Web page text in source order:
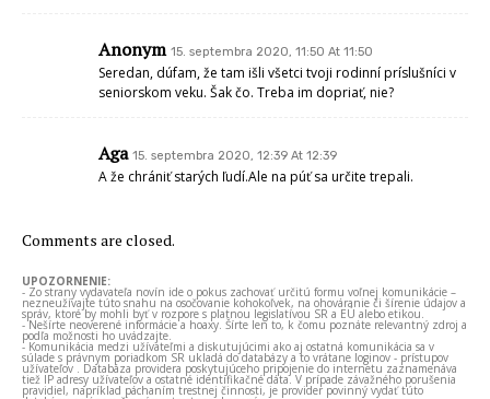
Anonym 15. septembra 2020, 11:50 At 11:50
Seredan, dúfam, že tam išli všetci tvoji rodinní príslušníci v
seniorskom veku. Šak čo. Treba im dopriať, nie?
Aga 15. septembra 2020, 12:39 At 12:39
A že chrániť starých ľudí.Ale na púť sa určite trepali.
Comments are closed.
UPOZORNENIE:
- Zo strany vydavateľa novín ide o pokus zachovať určitú formu voľnej komunikácie –
nezneužívajte túto snahu na osočovanie kohokoľvek, na ohováranie či šírenie údajov a
správ, ktoré by mohli byť v rozpore s platnou legislatívou SR a EÚ alebo etikou.
- Nešírte neoverené informácie a hoaxy. Šírte len to, k čomu poznáte relevantný zdroj a
podľa možnosti ho uvádzajte.
- Komunikácia medzi užívateľmi a diskutujúcimi ako aj ostatná komunikácia sa v
súlade s právnym poriadkom SR ukladá do databázy a to vrátane loginov - prístupov
užívateľov . Databáza providera poskytujúceho pripojenie do internetu zaznamenáva
tiež IP adresy užívateľov a ostatné identifikačné dáta. V prípade závažného porušenia
pravidiel, napríklad páchaním trestnej činnosti, je provider povinný vydať túto